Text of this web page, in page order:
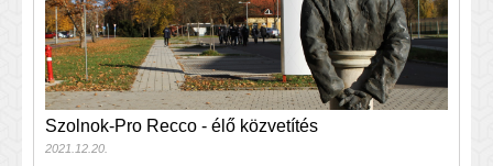
Szolnok-Pro Recco - élő közvetítés
2021.12.20.